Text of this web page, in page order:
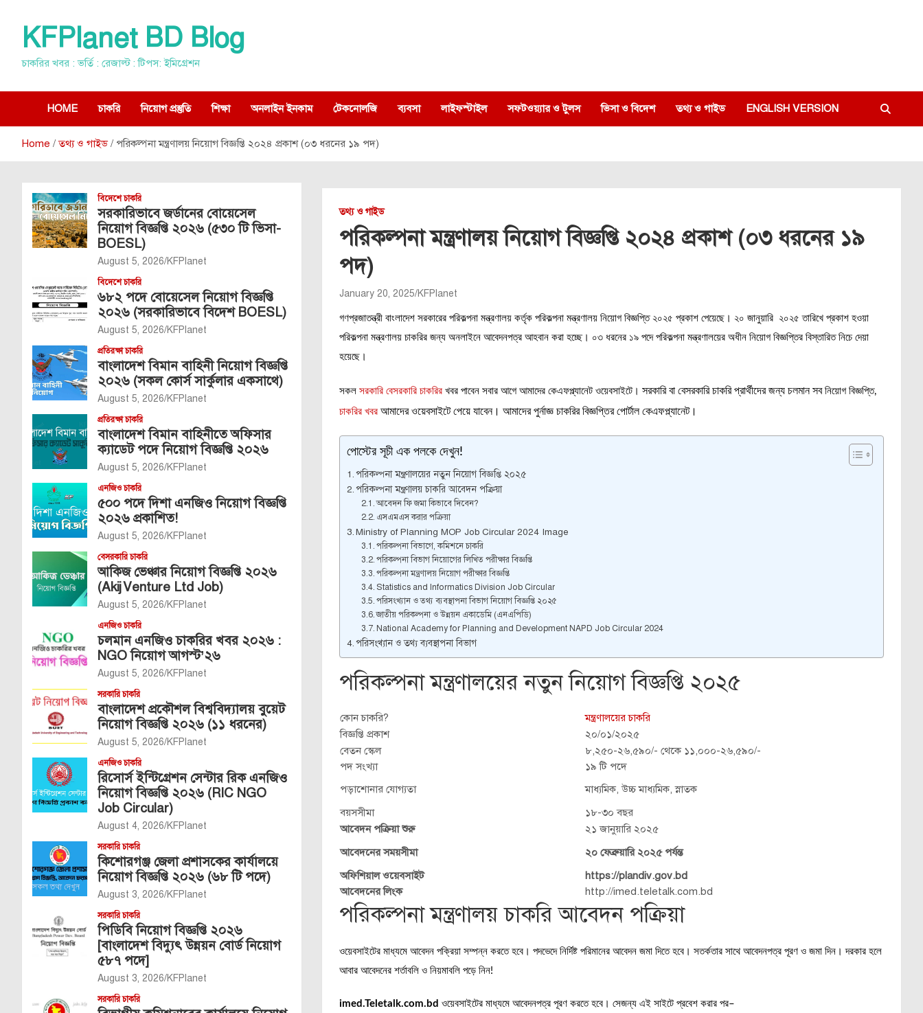
contentKFPlanet BD Blog
চাকরির খবর : ভর্তি : রেজাল্ট : টিপস: ইমিগ্রেশন
HOME চাকরি নিয়োগ প্রস্তুতি শিক্ষা অনলাইন ইনকাম টেকনোলজি ব্যবসা লাইফস্টাইল সফটওয়্যার ও টুলস ভিসা ও বিদেশ তথ্য ও গাইড ENGLISH VERSION
Home তথ্য ও গাইড পরিকল্পনা মন্ত্রণালয় নিয়োগ বিজ্ঞপ্তি ২০২৪ প্রকাশ (০৩ ধরনের ১৯ পদ)
তথ্য ও গাইড
পরিকল্পনা মন্ত্রণালয় নিয়োগ বিজ্ঞপ্তি ২০২৪ প্রকাশ (০৩ ধরনের ১৯
পদ)
January 20, 2025 KFPlanet
গণপ্রজাতন্ত্রী বাংলাদেশ সরকারের পরিকল্পনা মন্ত্রণালয় কর্তৃক পরিকল্পনা মন্ত্রণালয় নিয়োগ বিজ্ঞপ্তি ২০২৫ প্রকাশ পেয়েছে। ২০ জানুয়ারি ২০২৫ তারিখে প্রকাশ হওয়া
পরিকল্পনা মন্ত্রণালয় চাকরির জন্য অনলাইনে আবেদনপত্র আহবান করা হচ্ছে। ০৩ ধরনের ১৯ পদে পরিকল্পনা মন্ত্রণালয়ের অধীন নিয়োগ বিজ্ঞপ্তির বিস্তারিত নিচে দেয়া
হয়েছে।
সকলসরকারি বেসরকারি চাকরিরখবর পাবেন সবার আগে আমাদের কেএফপ্ল্যানেট ওয়েবসাইটে। সরকারি বা বেসরকারি চাকরি প্রার্থীদের জন্য চলমান সব নিয়োগ বিজ্ঞপ্তি,
চাকরির খবরআমাদের ওয়েবসাইটে পেয়ে যাবেন। আমাদের পুর্নাজ্ঞ চাকরির বিজ্ঞপ্তির পোর্টাল কেএফপ্ল্যানেট।
পোস্টের সূচী এক পলকে দেখুন!
পরিকল্পনা মন্ত্রণালয়ের নতুন নিয়োগ বিজ্ঞপ্তি ২০২৫
পরিকল্পনা মন্ত্রণালয় চাকরি আবেদন পক্রিয়া
আবেদন ফি জমা কিভাবে দিবেন?
এসএমএস করার পক্রিয়া
Ministry of Planning MOP Job Circular 2024 Image
পরিকল্পনা বিভাগে, কমিশনে চাকরি
পরিকল্পনা বিভাগ নিয়োগের লিখিত পরীক্ষার বিজ্ঞপ্তি
পরিকল্পনা মন্ত্রণালয় নিয়োগ পরীক্ষার বিজ্ঞপ্তি
Statistics and Informatics Division Job Circular
পরিসংখ্যান ও তথ্য ব্যবস্থাপনা বিভাগ নিয়োগ বিজ্ঞপ্তি ২০২৫
জাতীয় পরিকল্পনা ও উন্নয়ন একাডেমি (এনএপিডি)
National Academy for Planning and Development NAPD Job Circular 2024
পরিসংখ্যান ও তথ্য ব্যবস্থাপনা বিভাগ
পরিকল্পনা মন্ত্রণালয়ের নতুন নিয়োগ বিজ্ঞপ্তি ২০২৫
কোন চাকরি?
মন্ত্রণালয়ের চাকরি
বিজ্ঞপ্তি প্রকাশ
২০/০১/২০২৫
বেতন স্কেল
৮,২৫০-২৬,৫৯০/- থেকে ১১,০০০-২৬,৫৯০/-
পদ সংখ্যা
১৯ টি পদে
পড়াশোনার যোগ্যতা
মাধ্যমিক, উচ্চ মাধ্যমিক, স্নাতক
বয়সসীমা
১৮-৩০ বছর
আবেদন পক্রিয়া শুরু
২১ জানুয়ারি ২০২৫
আবেদনের সময়সীমা
২০ ফেব্রুয়ারি ২০২৫ পর্যন্ত
অফিশিয়াল ওয়েবসাইট
https://plandiv.gov.bd
আবেদনের লিংক
http://imed.teletalk.com.bd
পরিকল্পনা মন্ত্রণালয় চাকরি আবেদন পক্রিয়া
ওয়েবসাইটের মাধ্যমে আবেদন পক্রিয়া সম্পন্ন করতে হবে। পদভেদে নির্দিষ্ট পরিমানের আবেদন জমা দিতে হবে। সতর্কতার সাথে আবেদনপত্র পূরণ ও জমা দিন। দরকার হলে
আবার আবেদনের শর্তাবলি ও নিয়মাবলি পড়ে নিন!
imed.Teletalk.com.bd ওয়েবসাইটের মাধ্যমে আবেদনপত্র পূরণ করতে হবে। সেজন্য এই সাইটে প্রবেশ করার পর–
বিদেশে চাকরি
সরকারিভাবে জর্ডানের বোয়েসেল
নিয়োগ বিজ্ঞপ্তি ২০২৬ (৫৩০ টি ভিসা-
BOESL)
August 5, 2026 KFPlanet
বিদেশে চাকরি
৬৮২ পদে বোয়েসেল নিয়োগ বিজ্ঞপ্তি
২০২৬ (সরকারিভাবে বিদেশ BOESL)
August 5, 2026 KFPlanet
প্রতিরক্ষা চাকরি
বাংলাদেশ বিমান বাহিনী নিয়োগ বিজ্ঞপ্তি
২০২৬ (সকল কোর্স সার্কুলার একসাথে)
August 5, 2026 KFPlanet
প্রতিরক্ষা চাকরি
বাংলাদেশ বিমান বাহিনীতে অফিসার
ক্যাডেট পদে নিয়োগ বিজ্ঞপ্তি ২০২৬
August 5, 2026 KFPlanet
এনজিও চাকরি
৫০০ পদে দিশা এনজিও নিয়োগ বিজ্ঞপ্তি
২০২৬ প্রকাশিত!
August 5, 2026 KFPlanet
বেসরকারি চাকরি
আকিজ ভেঞ্চার নিয়োগ বিজ্ঞপ্তি ২০২৬
(Akij Venture Ltd Job)
August 5, 2026 KFPlanet
এনজিও চাকরি
চলমান এনজিও চাকরির খবর ২০২৬ :
NGO নিয়োগ আগস্ট’২৬
August 5, 2026 KFPlanet
সরকারি চাকরি
বাংলাদেশ প্রকৌশল বিশ্ববিদ্যালয় বুয়েট
নিয়োগ বিজ্ঞপ্তি ২০২৬ (১১ ধরনের)
August 5, 2026 KFPlanet
এনজিও চাকরি
রিসোর্স ইন্টিগ্রেশন সেন্টার রিক এনজিও
নিয়োগ বিজ্ঞপ্তি ২০২৬ (RIC NGO
Job Circular)
August 4, 2026 KFPlanet
সরকারি চাকরি
কিশোরগঞ্জ জেলা প্রশাসকের কার্যালয়ে
নিয়োগ বিজ্ঞপ্তি ২০২৬ (৬৮ টি পদে)
August 3, 2026 KFPlanet
সরকারি চাকরি
পিডিবি নিয়োগ বিজ্ঞপ্তি ২০২৬
[বাংলাদেশ বিদ্যুৎ উন্নয়ন বোর্ড নিয়োগ
৫৮৭ পদে]
August 3, 2026 KFPlanet
সরকারি চাকরি